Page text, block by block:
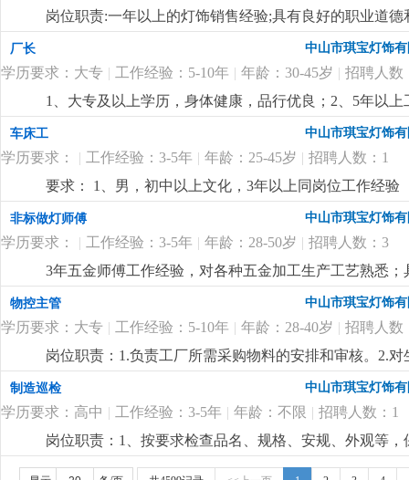
有需求的人士，欢迎加入我们的团队！更详细...
岗位职责:一年以上的灯饰销售经验;具有良好的职业道
通，具有良好的市场开发能力，熟悉电脑操作及相关软
厂长 中山市琪宝灯饰
学历要求：大专 | 工作经验：5-10年 | 年龄：30-45岁 | 招聘人数
1、大专及以上学历，身体健康，品行优良；2、5年以
达能力强，思维敏捷，员工激励手法熟练；4、有
定的培训能力，指导帮助下属成长经验丰富；更详细 ...
车床工 中山市琪宝灯饰
学历要求： | 工作经验：3-5年 | 年龄：25-45岁 | 招聘人数：1
要求： 1、男，初中以上文化，3年以上同岗位工作经
程灯饰厂工作经验优先。更详细...
非标做灯师傅 中山市琪宝灯饰
学历要求： | 工作经验：3-5年 | 年龄：28-50岁 | 招聘人数：3
3年五金师傅工作经验，对各种五金加工生产工艺熟悉
尽快想出解决方案。更详细...
物控主管 中山市琪宝灯饰
学历要求：大专 | 工作经验：5-10年 | 年龄：28-40岁 | 招聘人数
岗位职责：1.负责工厂所需采购物料的安排和审核。2.
了解。4.负责采购员、计划员和车辆的管理。5.监督车
历，电脑精通；2.5年以上非标工程灯饰企业计划管理
控制能力，有较强的管理、组织、协调、沟通能力；4.
制造巡检 中山市琪宝灯饰
学历要求：高中 | 工作经验：3-5年 | 年龄：不限 | 招聘人数：1
岗位职责：1、按要求检查品名、规格、安规、外观等
悉酒店工程灯饰结构、安规要求，整体效果，表面加工